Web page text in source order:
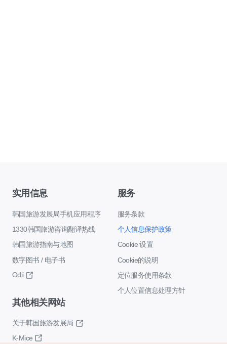
实用信息
韩国旅游发展局手机应用程序
1330韩国旅游咨询翻译热线
韩国旅游指南与地图
数字图书 / 电子书
Odii
服务
服务条款
个人信息保护政策
Cookie 设置
Cookie的说明
定位服务使用条款
个人位置信息处理方针
其他相关网站
关于韩国旅游发展局
K-Mice